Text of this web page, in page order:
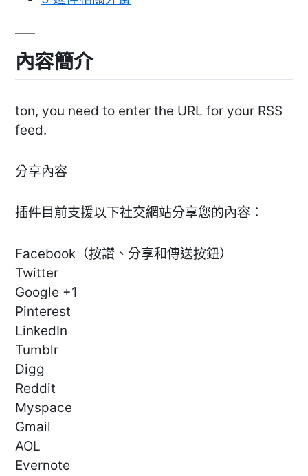
內容簡介
ton, you need to enter the URL for your RSS
feed.
分享內容
插件目前支援以下社交網站分享您的內容：
Facebook（按讚、分享和傳送按鈕）
Twitter
Google +1
Pinterest
LinkedIn
Tumblr
Digg
Reddit
Myspace
Gmail
AOL
Evernote